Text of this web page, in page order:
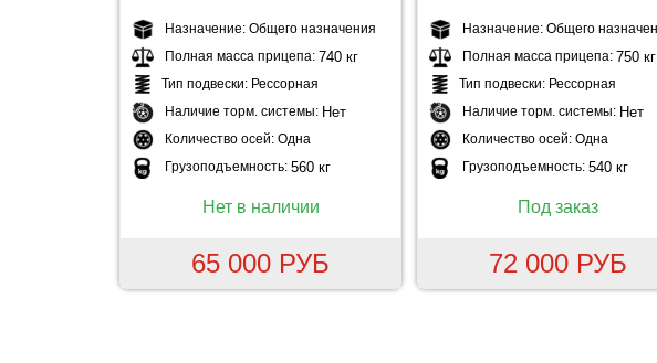
Назначение: Общего назначения
Полная масса прицепа:740 кг
Тип подвески: Рессорная
Наличие торм. системы: Нет
Количество осей:Одна
Грузоподъемность:560 кг
Нет в наличии
65 000 РУБ
Назначение: Общего
Полная масса прицепа: 750 кг
Тип подвески: Рессорная
Наличие торм. системы: Нет
Количество осей: Одна
Грузоподъемность: 540 кг
Под заказ
72 000 РУБ